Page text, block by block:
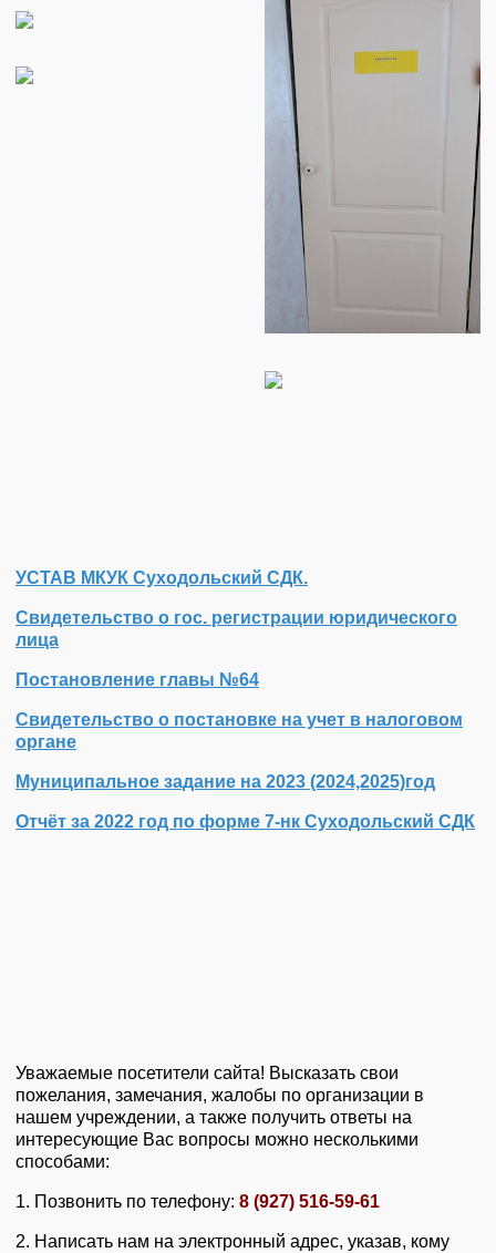
УСТАВ МКУК Суходольский СДК.
Свидетельство о гос. регистрации юридического
лица
Постановление главы №64
Свидетельство о постановке на учет в налоговом
органе
Муниципальное задание на 2023 (2024,2025)год
Отчёт за 2022 год по форме 7-нк Суходольский СДК
Уважаемые посетители сайта! Высказать свои
пожелания, замечания, жалобы по организации в
нашем учреждении, а также получить ответы на
интересующие Вас вопросы можно несколькими
способами:
1. Позвонить по телефону: 8 (927) 516-59-61
2. Написать нам на электронный адрес, указав, кому